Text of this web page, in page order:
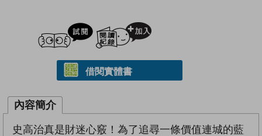
試閲
借閱實體書
內容簡介
史高治真是財迷心竅！為了追尋一條價值連城的藍